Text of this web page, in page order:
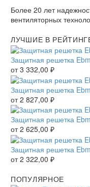
Более 20 лет
вентиляторных
ЛУЧШИЕ В
Защитная решетка
от3 332,00 ₽
Защитная решетка
от2 827,00 ₽
Защитная решетка
от2 625,00 ₽
Защитная решетка
от2 322,00 ₽
ПОПУЛЯРНОЕ